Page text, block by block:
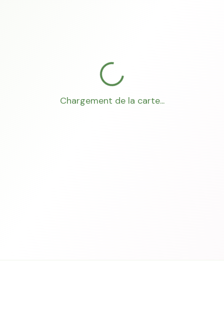
Chargement de la carte...